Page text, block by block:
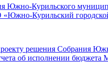
Южно-Курильского
Курильский
решения Собрания
об исполнении